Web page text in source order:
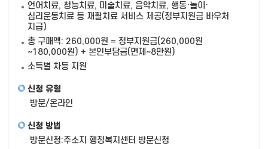
언어치료, 청능치료, 미술치료, 음악치료, 행동·놀이·
심리운동치료 등 재활치료 서비스 제공(정부지원금 바우처
지급)
총 구매액: 260,000원 = 정부지원금(260,000원
~180,000원) + 본인부담금(면제~8만원)
소득별 차등 지원
신청 유형
방문/온라인
신청 방법
방문신청:주소지 행정복지센터 방문신청